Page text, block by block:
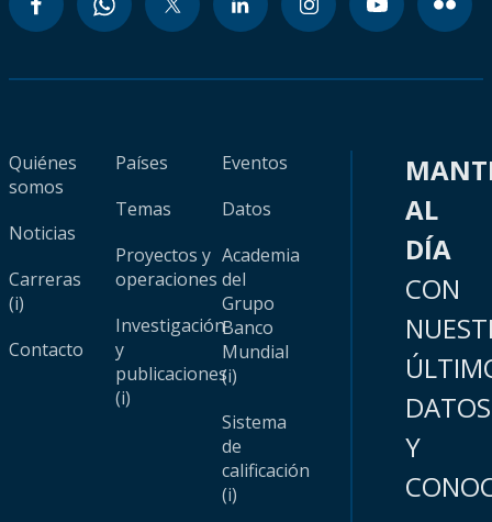
Quiénes
somos
Noticias
Carreras
(i)
Contacto
Países
Temas
Proyectos y
operaciones
Investigación
y
publicaciones
(i)
Eventos
Datos
Academia
del
Grupo
Banco
Mundial
(i)
Sistema
de
calificación
(i)
AL
DÍA
CON
DATOS
Y